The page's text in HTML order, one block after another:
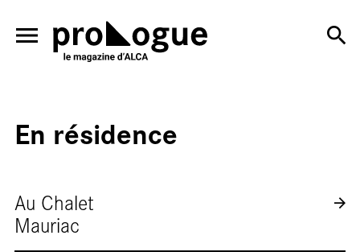
ALLER AU CONTENU PRINCIPAL
En résidence
Au Chalet
Mauriac
En